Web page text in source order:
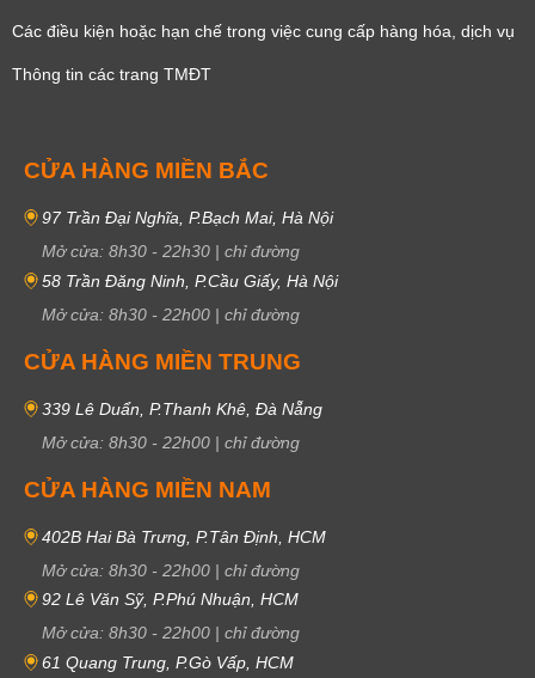
Các điều kiện hoặc hạn chế trong việc cung cấp hàng hóa, dịch vụ
Thông tin các trang TMĐT
CỬA HÀNG MIỀN BẮC
97 Trần Đại Nghĩa, P.Bạch Mai, Hà Nội
Mở cửa: 8h30 - 22h30 | chỉ đường
58 Trần Đăng Ninh, P.Cầu Giấy, Hà Nội
Mở cửa: 8h30 - 22h00 | chỉ đường
CỬA HÀNG MIỀN TRUNG
339 Lê Duẩn, P.Thanh Khê, Đà Nẵng
Mở cửa: 8h30 - 22h00 | chỉ đường
CỬA HÀNG MIỀN NAM
402B Hai Bà Trưng, P.Tân Định, HCM
Mở cửa: 8h30 - 22h00 | chỉ đường
92 Lê Văn Sỹ, P.Phú Nhuận, HCM
Mở cửa: 8h30 - 22h00 | chỉ đường
61 Quang Trung, P.Gò Vấp, HCM